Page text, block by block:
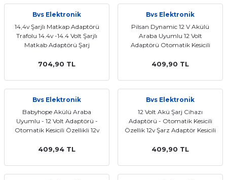
Bvs Elektronik
14,4v Şarjlı Matkap Adaptörü
Trafolu 14.4v -14.4 Volt Şarjlı
Matkab Adaptörü Şarj
704,90 TL
Bvs Elektronik
Pilsan Dynamic 12 V Akülü
Araba Uyumlu 12 Volt
Adaptörü Otomatik Kesicili
409,90 TL
Bvs Elektronik
Babyhope Akülü Araba
Uyumlu - 12 Volt Adaptörü -
Otomatik Kesicili Özellikli 12v
409,94 TL
Bvs Elektronik
12 Volt Akü Şarj Cihazı
Adaptörü - Otomatik Kesicili
Özellik 12v Şarz Adaptör Kesicili
409,90 TL